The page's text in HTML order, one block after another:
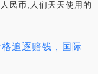
民币,人们天天使用的
追逐赔钱，国际